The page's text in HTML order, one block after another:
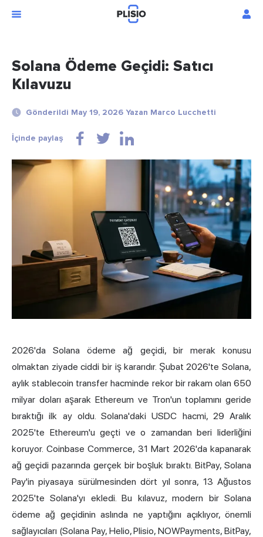
Solana Ödeme Geçidi: Satıcı
Kılavuzu
Gönderildi May 19, 2026 Yazan Marco Lucchetti
İçinde paylaş
2026'da Solanaödeme ağ geçidi, bir merak konusu
olmaktan ziyade ciddi bir iş kararıdır. Şubat 2026'te Solana,
aylık stablecoin transfer hacminde rekor bir rakam olan 650
milyar doları aşarak Ethereum ve Tron'un toplamını geride
bıraktığı ilk ay oldu. Solana'daki USDC hacmi, 29 Aralık
2025'te Ethereum'u geçti ve o zamandan beri liderliğini
koruyor. Coinbase Commerce, 31 Mart 2026'da kapanarak
ağ geçidi pazarında gerçek bir boşluk bıraktı. BitPay, Solana
Pay'in piyasaya sürülmesinden dört yıl sonra, 13 Ağustos
2025'te Solana'yı ekledi. Bu kılavuz, modern bir Solana
ödeme ağ geçidinin aslında ne yaptığını açıklıyor, önemli
sağlayıcıları (Solana Pay, Helio, Plisio, NOWPayments, BitPay,